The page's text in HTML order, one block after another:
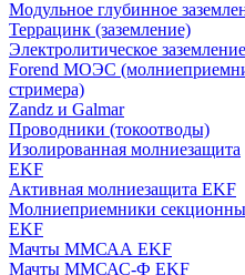
Модульное глубинное
Террацинк (заземление)
Электролитическое
Forend МОЭС
стримера)
Zandz и Galmar
Проводники (токоотводы)
Изолированная молниезащита
EKF
Активная молниезащита EKF
Молниеприемники
EKF
Мачты ММСАА EKF
Мачты ММСАС-Ф EKF